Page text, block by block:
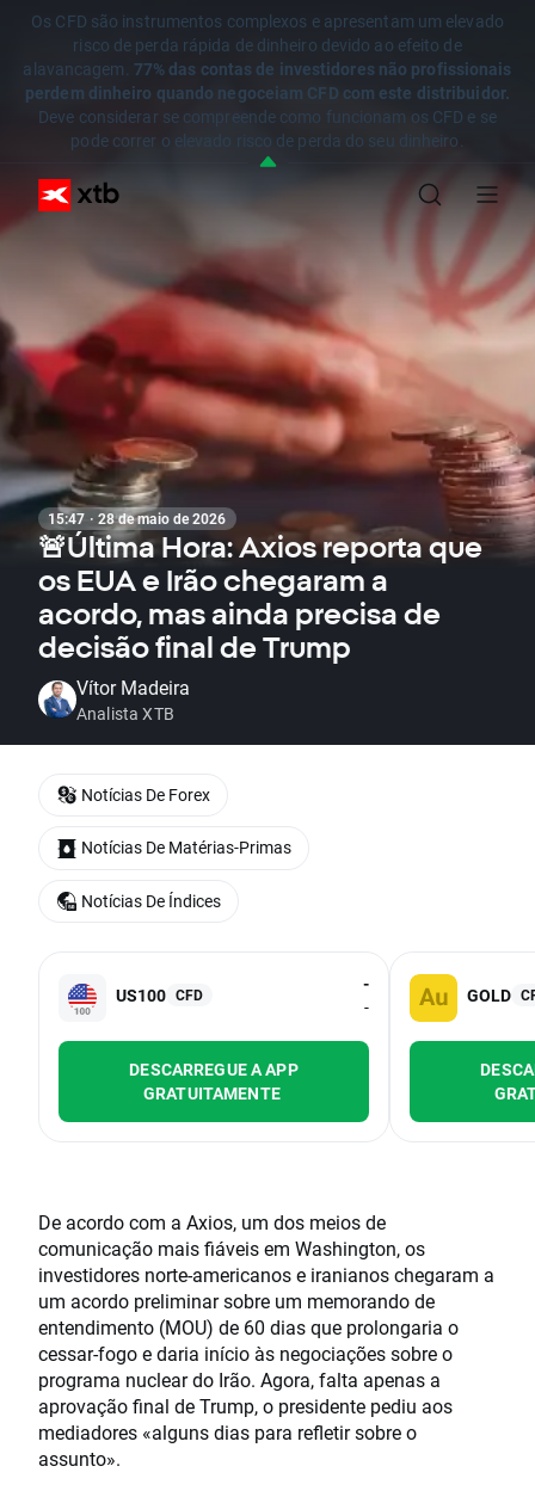
Os CFD são instrumentos complexos e apresentam um elevado
risco de perda rápida de dinheiro devido ao efeito de
alavancagem. 77% das contas de investidores não profissionais
perdem dinheiro quando negoceiam CFD com este distribuidor.
Deve considerar se compreende como funcionam os CFD e se
pode correr o elevado risco de perda do seu dinheiro.
15:47 · 28 de maio de 2026
🚨Última Hora: Axios reporta que
os EUA e Irão chegaram a
acordo, mas ainda precisa de
decisão final de Trump
Vítor Madeira
Analista XTB
US100 CFD
-
-
DESCARREGUE A APP
GRATUITAMENTE
GOLD
De acordo com a Axios, um dos meios de
comunicação mais fiáveis em Washington, os
investidores norte-americanos e iranianos chegaram a
um acordo preliminar sobre um memorando de
entendimento (MOU) de 60 dias que prolongaria o
cessar-fogo e daria início às negociações sobre o
programa nuclear do Irão. Agora, falta apenas a
aprovação final de Trump, o presidente pediu aos
mediadores «alguns dias para refletir sobre o
assunto».
Notícias De Forex
Notícias De Matérias-Primas
Notícias De Índices